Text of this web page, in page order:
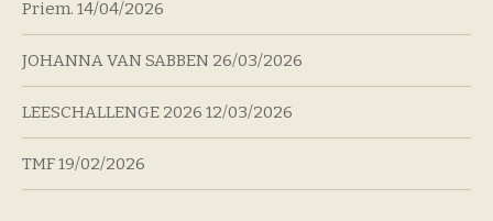
Priem. 14/04/2026
JOHANNA VAN SABBEN 26/03/2026
LEESCHALLENGE 2026 12/03/2026
TMF19/02/2026